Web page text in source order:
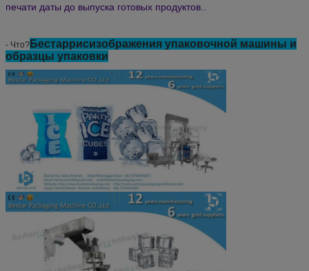
печати даты до выпуска готовых продуктов..
- Что? Бестаррисизображения упаковочной машины и
образцы упаковки